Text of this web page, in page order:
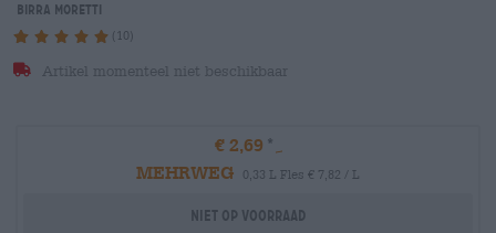
Birra Moretti
(10)
Artikel momenteel niet beschikbaar
€ 2,69
MEHRWEG
0,33 L Fles € 7,82 / L
Niet op voorraad